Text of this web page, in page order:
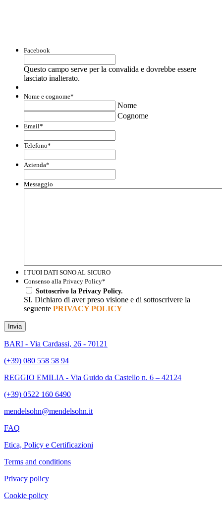
Facebook
Questo campo serve per la convalida e dovrebbe essere
lasciato inalterato.
Nome e cognome*
Nome
Cognome
Email*
Telefono*
Azienda*
Messaggio
I TUOI DATI SONO AL SICURO
Consenso alla Privacy Policy*
Sottoscrivo la Privacy Policy.
SI. Dichiaro di aver preso visione e di sottoscrivere la
seguente PRIVACY POLICY
Invia
BARI - Via Cardassi, 26 - 70121
(+39) 080 558 58 94
REGGIO EMILIA - Via Guido da Castello n. 6 – 42124
(+39) 0522 160 6490
mendelsohn@mendelsohn.it
FAQ
Etica, Policy e Certificazioni
Terms and conditions
Privacy policy
Cookie policy